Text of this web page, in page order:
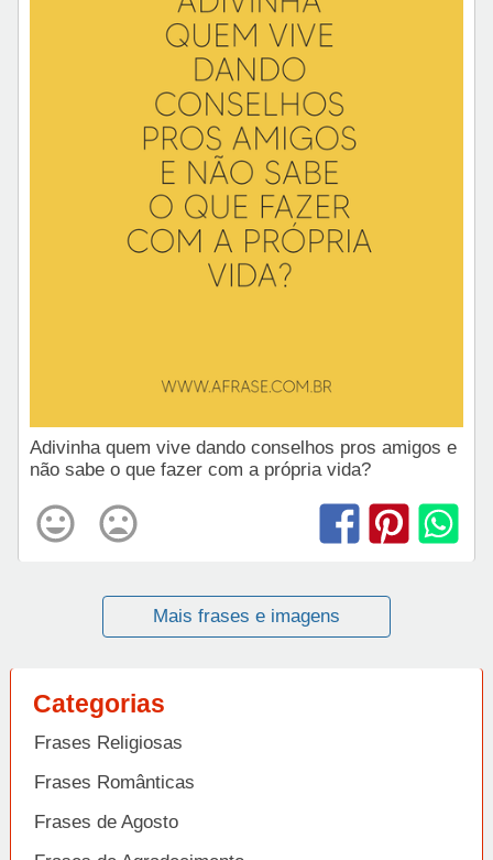
Adivinha quem vive dando conselhos pros amigos e
não sabe o que fazer com a própria vida?
Mais frases e imagens
Categorias
Frases Religiosas
Frases Românticas
Frases de Agosto